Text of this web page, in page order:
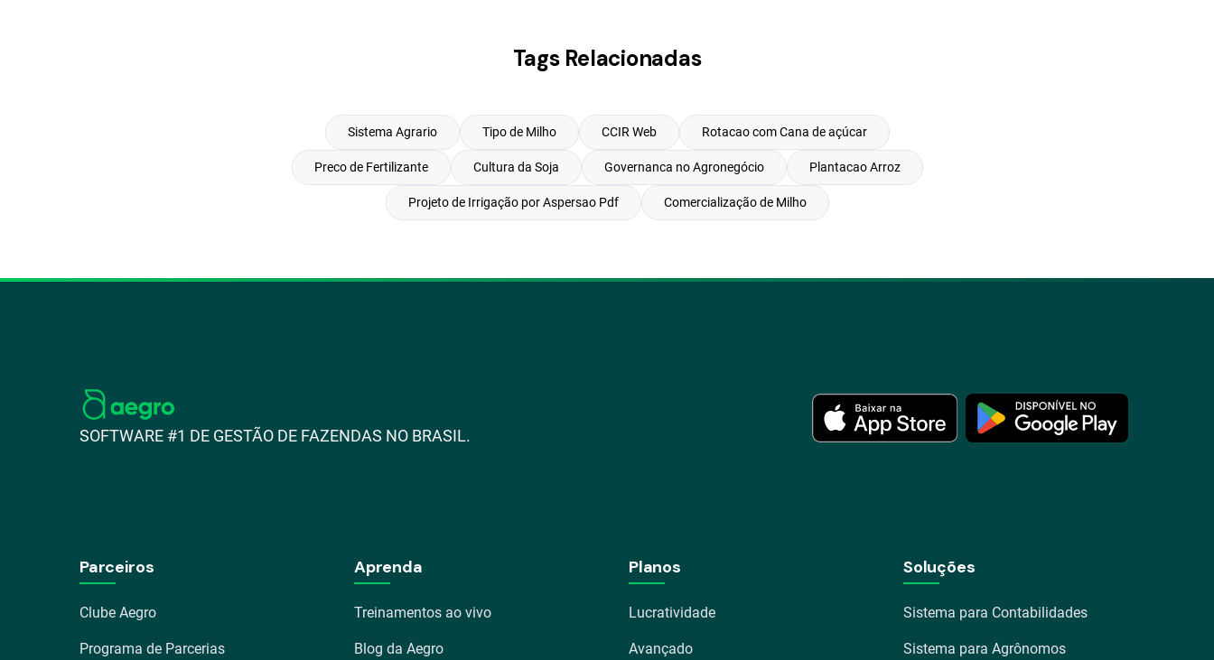
Tags Relacionadas
Sistema Agrario Tipo de Milho CCIR Web Rotacao com Cana de açúcar
Preco de Fertilizante Cultura da Soja Governanca no Agronegócio Plantacao Arroz
Projeto de Irrigação por Aspersao Pdf Comercialização de Milho
SOFTWARE #1 DE GESTÃO DE FAZENDAS NO BRASIL.
Parceiros
Clube Aegro
Programa de Parcerias
Aprenda
Treinamentos ao vivo
Blog da Aegro
Planos
Lucratividade
Avançado
Soluções
Sistema para Contabilidades
Sistema para Agrônomos